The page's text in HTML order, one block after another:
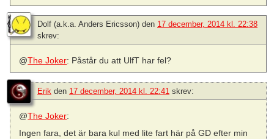
Dolf (a.k.a. Anders Ericsson) den 17 december, 2014 kl. 22:38
skrev:
@The Joker: Påstår du att UlfT har fel?
Erik den 17 december, 2014 kl. 22:41 skrev:
@The Joker:
Ingen fara, det är bara kul med lite fart här på GD efter min